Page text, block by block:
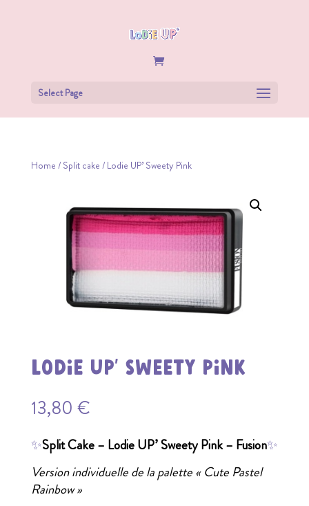
Select Page
Home / Split cake / Lodie UP’ Sweety Pink
Lodie UP’ Sweety Pink
13,80 €
✨Split Cake – Lodie UP’ Sweety Pink – Fusion✨
Version individuelle de la palette « Cute Pastel
Rainbow »